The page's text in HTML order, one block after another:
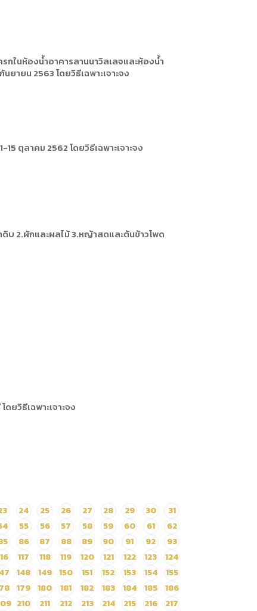
กในห้องน้ำอาคารลานนาวิลเลจและห้องน้ำ
ายน 2563 โดยวิธีเฉพาะเจาะจง
ตุลาคม 2562 โดยวิธีเฉพาะเจาะจง
ดิบ 2.ผักและผลไม้ 3.หญ้าสดและต้นข้าวโพด
ยวิธีเฉพาะเจาะจง
24 25 26 27 28 29 30
31
55 56 57 58 59 60 61
62
86 87 88 89 90 91 92
93
117 118 119 120 121 122 123
124
148 149 150 151 152 153 154
155
179 180 181 182 183 184 185
186
210 211 212 213 214 215 216 217